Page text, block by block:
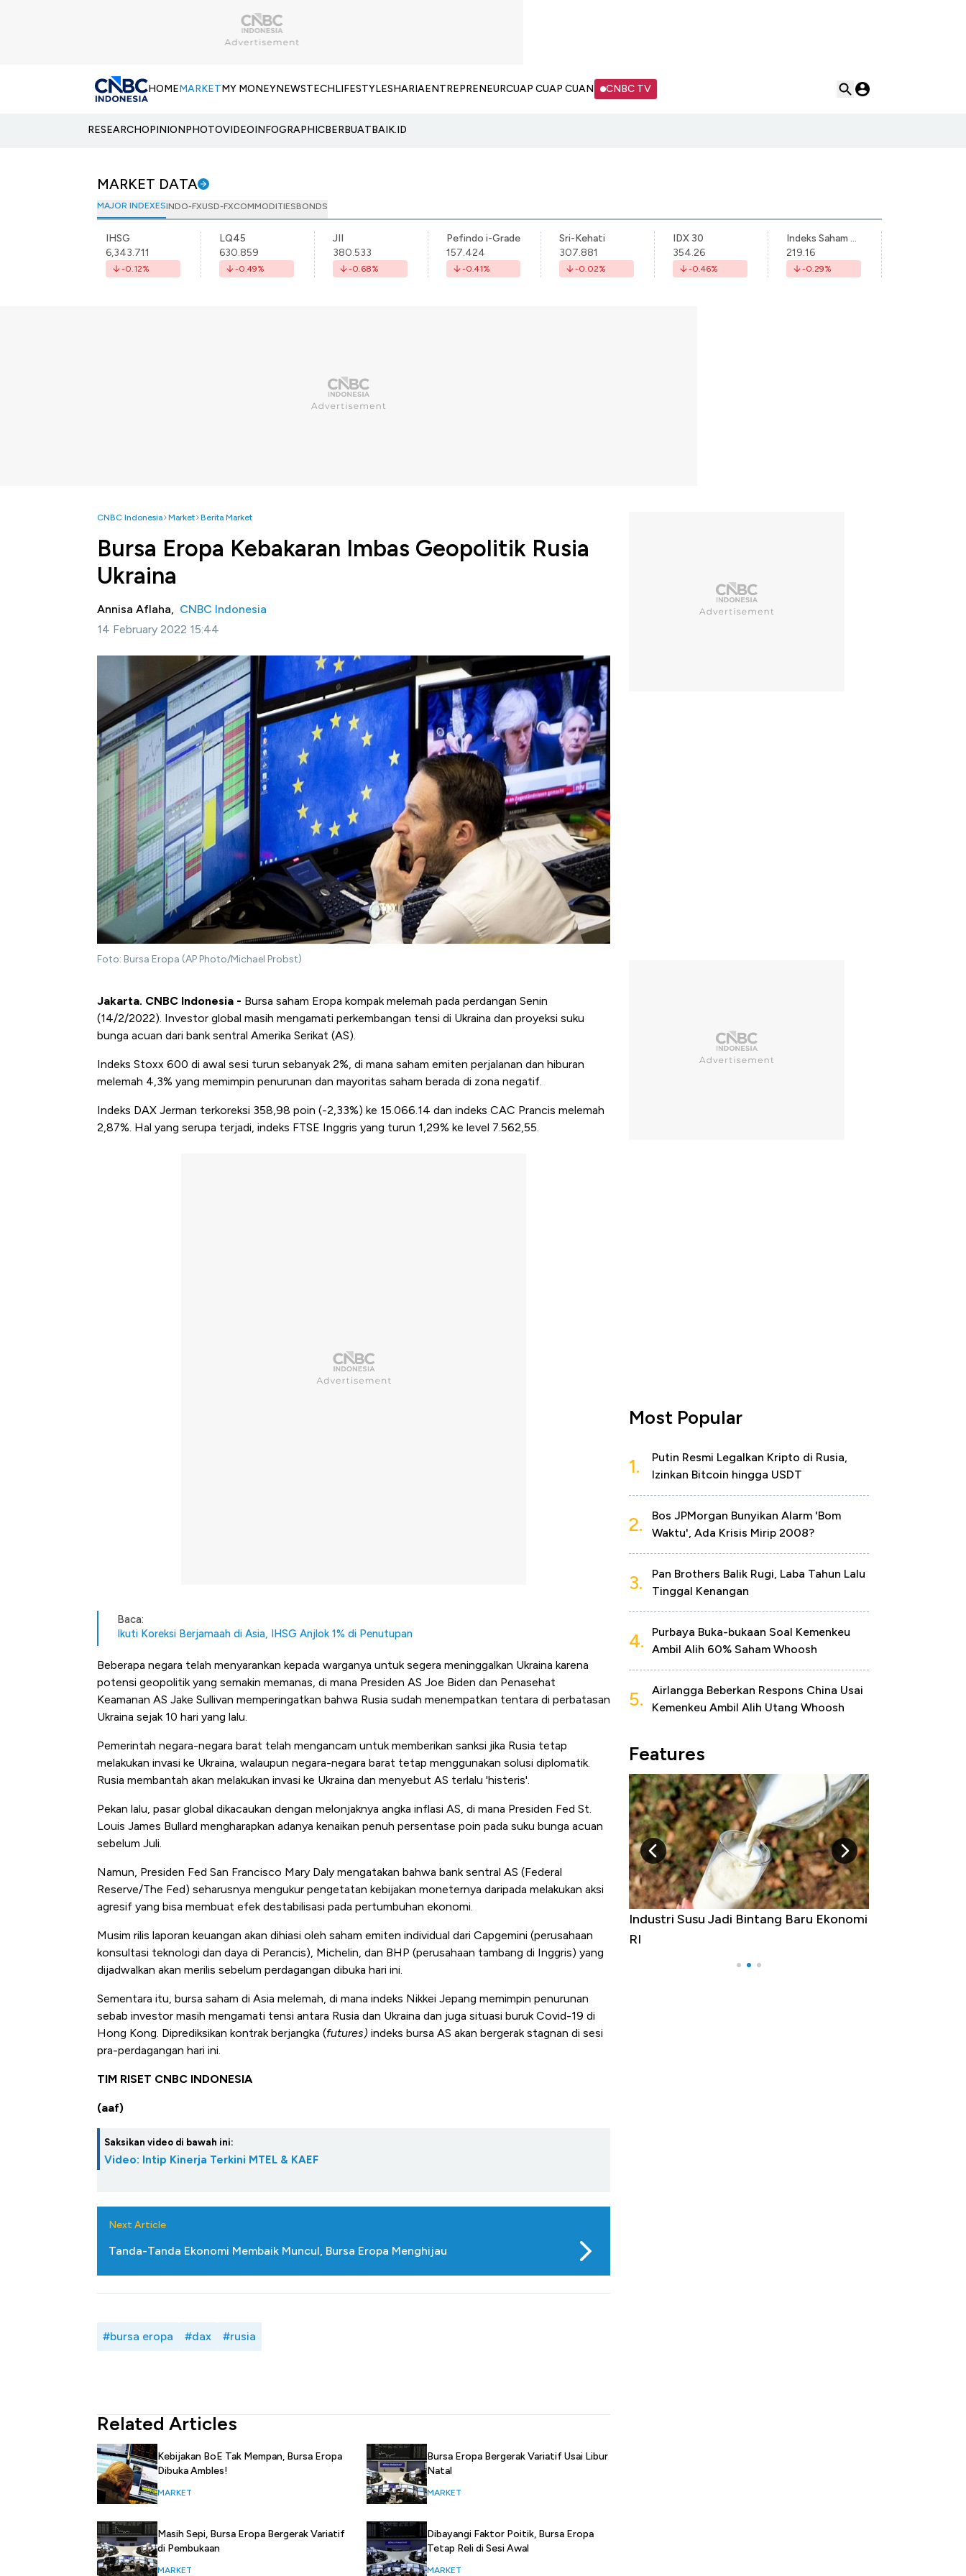
HOMEMARKETMY MONEYNEWSTECHLIFESTYLESHARIAENTREPRENEURCUAP CUAP CUAN CNBC TV
RESEARCHOPINIONPHOTOVIDEOINFOGRAPHICBERBUATBAIK.ID
MARKET DATA
MAJOR INDEXESINDO-FXUSD-FXCOMMODITIESBONDS
IHSG
6,343.711
-0.12%
LQ45
630.859
-0.49%
JII
380.533
-0.68%
Pefindo i-Grade
157.424
-0.41%
Sri-Kehati
307.881
-0.02%
IDX 30
354.26
-0.46%
Indeks Saham Syariah Indonesia
219.16
-0.29%
CNBC Indonesia Market Berita Market
Bursa Eropa Kebakaran Imbas Geopolitik Rusia
Ukraina
Annisa Aflaha, CNBC Indonesia
14 February 2022 15:44
Foto: Bursa Eropa (AP Photo/Michael Probst)
Jakarta. CNBC Indonesia - Bursa saham Eropa kompak melemah pada perdangan Senin
(14/2/2022). Investor global masih mengamati perkembangan tensi di Ukraina dan proyeksi suku
bunga acuan dari bank sentral Amerika Serikat (AS).
Indeks Stoxx 600 di awal sesi turun sebanyak 2%, di mana saham emiten perjalanan dan hiburan
melemah 4,3% yang memimpin penurunan dan mayoritas saham berada di zona negatif.
Indeks DAX Jerman terkoreksi 358,98 poin (-2,33%) ke 15.066.14 dan indeks CAC Prancis melemah
2,87%. Hal yang serupa terjadi, indeks FTSE Inggris yang turun 1,29% ke level 7.562,55.
Baca:
Ikuti Koreksi Berjamaah di Asia, IHSG Anjlok 1% di Penutupan
Beberapa negara telah menyarankan kepada warganya untuk segera meninggalkan Ukraina karena
potensi geopolitik yang semakin memanas, di mana Presiden AS Joe Biden dan Penasehat
Keamanan AS Jake Sullivan memperingatkan bahwa Rusia sudah menempatkan tentara di perbatasan
Ukraina sejak 10 hari yang lalu.
Pemerintah negara-negara barat telah mengancam untuk memberikan sanksi jika Rusia tetap
melakukan invasi ke Ukraina, walaupun negara-negara barat tetap menggunakan solusi diplomatik.
Rusia membantah akan melakukan invasi ke Ukraina dan menyebut AS terlalu 'histeris'.
Pekan lalu, pasar global dikacaukan dengan melonjaknya angka inflasi AS, di mana Presiden Fed St.
Louis James Bullard mengharapkan adanya kenaikan penuh persentase poin pada suku bunga acuan
sebelum Juli.
Namun, Presiden Fed San Francisco Mary Daly mengatakan bahwa bank sentral AS (Federal
Reserve/The Fed) seharusnya mengukur pengetatan kebijakan moneternya daripada melakukan aksi
agresif yang bisa membuat efek destabilisasi pada pertumbuhan ekonomi.
Musim rilis laporan keuangan akan dihiasi oleh saham emiten individual dari Capgemini (perusahaan
konsultasi teknologi dan daya di Perancis), Michelin, dan BHP (perusahaan tambang di Inggris) yang
dijadwalkan akan merilis sebelum perdagangan dibuka hari ini.
Sementara itu, bursa saham di Asia melemah, di mana indeks Nikkei Jepang memimpin penurunan
sebab investor masih mengamati tensi antara Rusia dan Ukraina dan juga situasi buruk Covid-19 di
Hong Kong. Diprediksikan kontrak berjangka (futures) indeks bursa AS akan bergerak stagnan di sesi
pra-perdagangan hari ini.
TIM RISET CNBC INDONESIA
(aaf)
Saksikan video di bawah ini:
Video: Intip Kinerja Terkini MTEL & KAEF
Next Article
Tanda-Tanda Ekonomi Membaik Muncul, Bursa Eropa Menghijau
#bursa eropa #dax #rusia
Related Articles
Kebijakan BoE Tak Mempan, Bursa Eropa
Dibuka Ambles!
MARKET
Masih Sepi, Bursa Eropa Bergerak Variatif
di Pembukaan
MARKET
Bursa Eropa Bergerak Variatif Usai Libur
Natal
MARKET
Dibayangi Faktor Poitik, Bursa Eropa
Tetap Reli di Sesi Awal
MARKET
Most Popular
1.
Putin Resmi Legalkan Kripto di Rusia,
Izinkan Bitcoin hingga USDT
2.
Bos JPMorgan Bunyikan Alarm 'Bom
Waktu', Ada Krisis Mirip 2008?
3.
Pan Brothers Balik Rugi, Laba Tahun Lalu
Tinggal Kenangan
4.
Purbaya Buka-bukaan Soal Kemenkeu
Ambil Alih 60% Saham Whoosh
5.
Airlangga Beberkan Respons China Usai
Kemenkeu Ambil Alih Utang Whoosh
Features
Alas Kaki Tumbuh Double Digit
Industri Susu Jadi Bintang Baru Ekonomi
RI